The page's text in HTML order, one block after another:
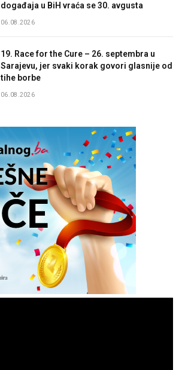
događaja u BiH vraća se 30. avgusta
06.08.2026
19. Race for the Cure – 26. septembra u
Sarajevu, jer svaki korak govori glasnije od
tihe borbe
06.08.2026